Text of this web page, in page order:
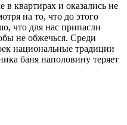
квартирах и оказались не
на то, что до этого
что для нас припасли
не обжечься. Среди
национальные традиции
баня наполовину теряет